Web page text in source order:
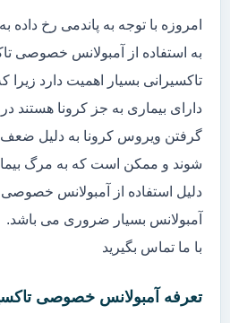
امروزه با توجه به پاندمی رخ داده
به استفاده از آمبولانس خصوصی
تاکسیرانی بسیار اهمیت دارد زیرا
دارای بیماری به جز کرونا
گرفتن ویروس کرونا به دلیل ضعف
شوند و ممکن است که به مرگ
دلیل استفاده از آمبولانس
آمبولانس بسیار ضروری می باشد.
با ما تماس بگیرید
تعرفه آمبولانس خصوصی